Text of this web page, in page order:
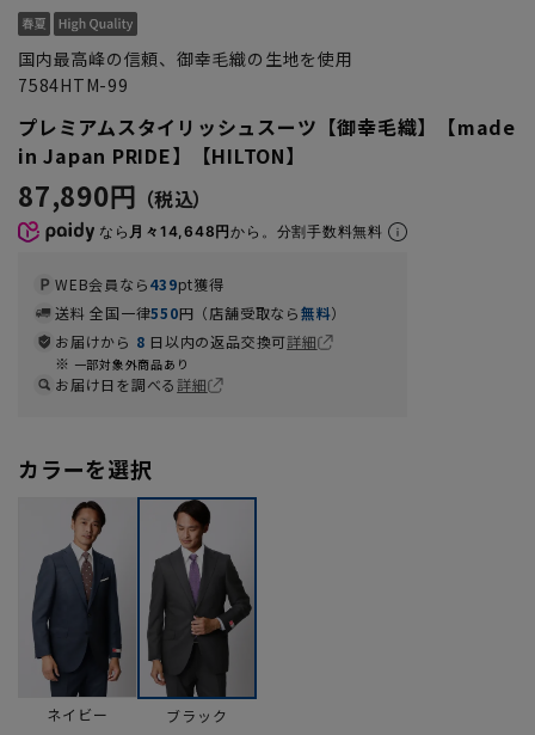
国内最高峰の信頼、御幸毛織の生地を使用
7584HTM-99
プレミアムスタイリッシュスーツ【御幸毛織】【made
in Japan PRIDE】【HILTON】
87,890円
なら 月々14,648円から。分割手数料無料
WEB会員なら439pt獲得
送料 全国一律550円（店舗受取なら無料）
お届けから 8 日以内の返品交換可詳細
一部対象外商品あり
お届け日を調べる詳細
カラーを選択
ネイビー ブラック